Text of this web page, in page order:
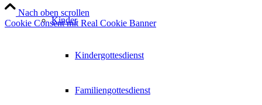
Kinder
Kindergottesdienst
Familiengottesdienst
Nach oben scrollen
Cookie Consent mit Real Cookie Banner